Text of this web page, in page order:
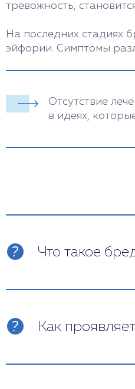
тревожность,
На последних стадиях
эйфории. Симптомы
Отсутствие
в идеях,
Что такое
Мегаломания –
принадлежит к
открытие, или в
Как
Синдром